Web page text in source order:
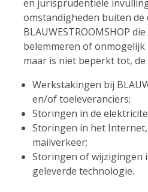
en jurisprudentiële
omstandigheden buiten de
BLAUWESTROOMSHOP
belemmeren of onmogelijk
maar is niet beperkt tot,
Werkstakingen bij
en/of toeleveranciers;
Storingen in de
Storingen in het Internet,
mailverkeer;
Storingen of wijzigingen
geleverde technologie.